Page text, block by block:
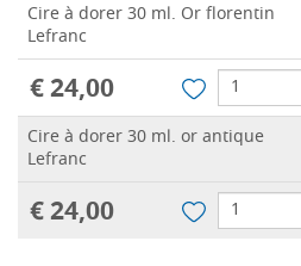
Cire à dorer 30 ml. Or florentin
Lefranc
€ 24,00
Cire à dorer 30 ml. or antique
Lefranc
€ 24,00